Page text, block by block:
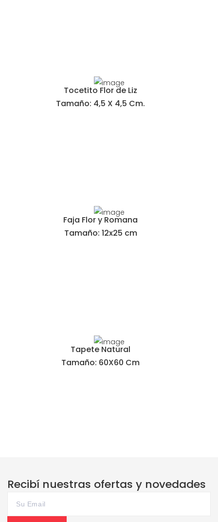
Tocetito Flor de Liz
Tamaño: 4,5 X 4,5 Cm.
Faja Flor y Romana
Tamaño: 12x25 cm
Tapete Natural
Tamaño: 60X60 Cm
Recibí nuestras ofertas y novedades